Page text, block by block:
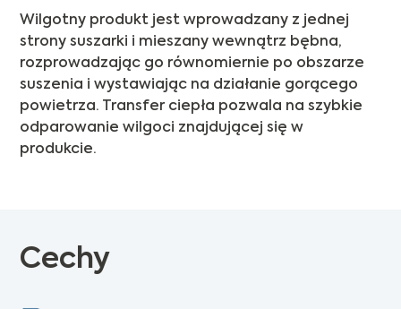
Wilgotny produkt jest wprowadzany z jednej
strony suszarki i mieszany wewnątrz bębna,
rozprowadzając go równomiernie po obszarze
suszenia i wystawiając na działanie gorącego
powietrza. Transfer ciepła pozwala na szybkie
odparowanie wilgoci znajdującej się w
produkcie.
Cechy